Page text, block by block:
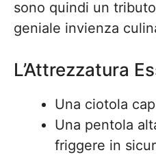
sono quindi un
geniale invienza
L’Attrezzatura
Una ciotola
Una pentola
friggere in